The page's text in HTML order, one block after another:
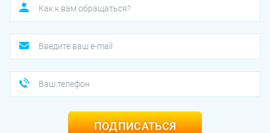
ПОДПИСАТЬСЯ